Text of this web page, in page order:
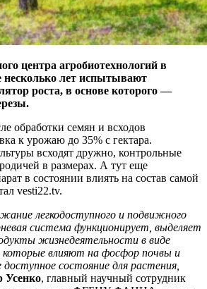
центра агробиотехнологий в
несколько лет испытывают
роста, в основе которого —
обработки семян и всходов
к урожаю до 35% с гектара.
всходят дружно, контрольные
в размерах. А тут еще
в состоянии влиять на состав самой
vesti22.tv.
легкодоступного и подвижного
система функционирует, выделяет
жизнедеятельности в виде
которые влияют на фосфор почвы и
доступное состояние для растения,
Усенко, главный научный сотрудник